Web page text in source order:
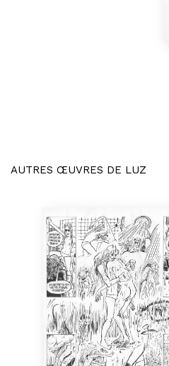
AUTRES ŒUVRES DE LUZ